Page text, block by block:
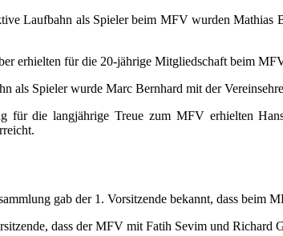
Laufbahn als Spieler beim MFV wurden
erhielten für die 20-jährige Mitgliedschaft beim
als Spieler wurde Marc Bernhard mit der
für die langjährige Treue zum MFV erhielten
gab der 1. Vorsitzende bekannt, dass
dass der MFV mit Fatih Sevim und Richard